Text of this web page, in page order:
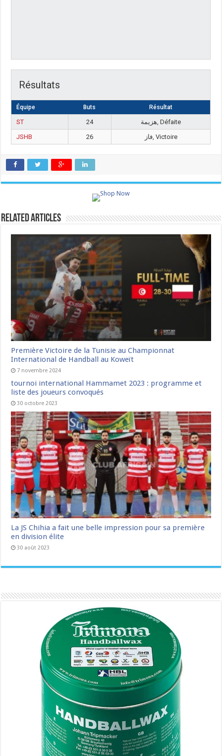
Résultats
Équipe Buts Résultat
ST 24
هزيمة, Défaite
JSHB
26 فاز, Victoire
Related Articles
Première Victoire de la Tunisie au Championnat
International de Handball au Koweït
7 novembre 2024
tournoi international Hammamet 2023 : programme et
liste des joueurs convoqués
30 octobre 2023
La JS Chihia a fait une belle impression pour sa première
en division élite
30 août 2023